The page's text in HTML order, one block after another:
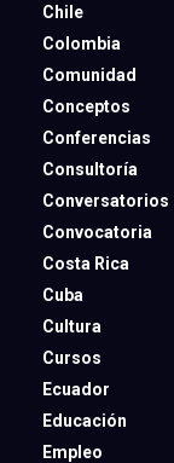
Chile
Colombia
Comunidad
Conceptos
Conferencias
Consultoría
Conversatorios
Convocatoria
Costa Rica
Cuba
Cultura
Cursos
Ecuador
Educación
Empleo